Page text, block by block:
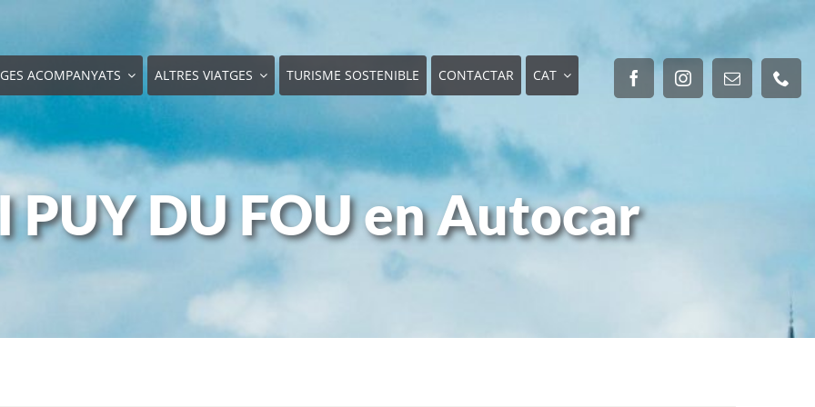
ACOMPANYATS ALTRES VIATGES TURISME SOSTENIBLE CONTACTAR CAT
PUY DU FOU en Autocar